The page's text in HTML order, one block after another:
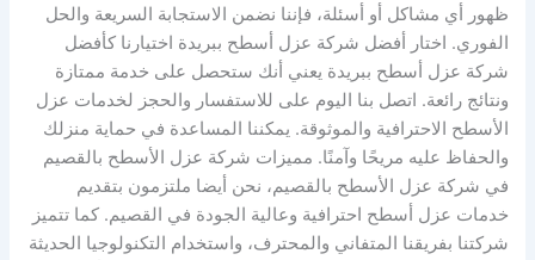
ظهور أي مشاكل أو أسئلة، فإننا نضمن الاستجابة السريعة والحل
الفوري. اختار أفضل شركة عزل أسطح ببريدة اختيارنا كأفضل
شركة عزل أسطح ببريدة يعني أنك ستحصل على خدمة ممتازة
ونتائج رائعة. اتصل بنا اليوم على للاستفسار والحجز لخدمات عزل
الأسطح الاحترافية والموثوقة. يمكننا المساعدة في حماية منزلك
والحفاظ عليه مريحًا وآمنًا. مميزات شركة عزل الأسطح بالقصيم
في شركة عزل الأسطح بالقصيم، نحن أيضا ملتزمون بتقديم
خدمات عزل أسطح احترافية وعالية الجودة في القصيم. كما تتميز
شركتنا بفريقنا المتفاني والمحترف، واستخدام التكنولوجيا الحديثة